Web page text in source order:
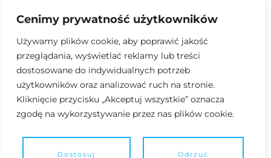
Cenimy prywatność użytkowników
Używamy plików cookie, aby poprawić jakość
przeglądania, wyświetlać reklamy lub treści
dostosowane do indywidualnych potrzeb
użytkowników oraz analizować ruch na stronie.
Kliknięcie przycisku „Akceptuj wszystkie” oznacza
zgodę na wykorzystywanie przez nas plików cookie.
Dostosuj Odrzuć
Obszar działalności
Kontakt
881 689 321
kniveswillow@gmail.com